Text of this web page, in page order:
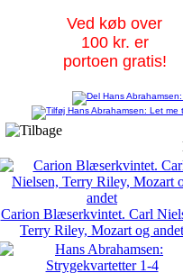
Ved køb over
100 kr. er
portoen gratis!
Carion Blæserkvintet. Carl
Terry Riley, Mozart og andet